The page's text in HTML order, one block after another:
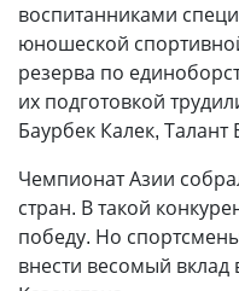
воспитанниками
юношеской
резерва по
их подготовкой
Баурбек Калек,
Чемпионат Азии
стран. В такой
победу. Но
внести весомый